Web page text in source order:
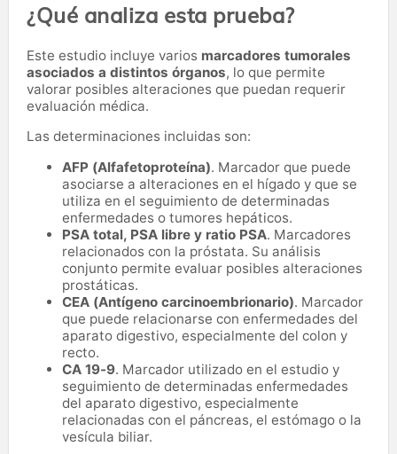
¿Qué analiza esta prueba?
Este estudio incluye varios marcadores tumorales
asociados a distintos órganos, lo que permite
valorar posibles alteraciones que puedan requerir
evaluación médica.
Las determinaciones incluidas son:
AFP (Alfafetoproteína). Marcador que puede
asociarse a alteraciones en el hígado y que se
utiliza en el seguimiento de determinadas
enfermedades o tumores hepáticos.
PSA total, PSA libre y ratio PSA. Marcadores
relacionados con la próstata. Su análisis
conjunto permite evaluar posibles alteraciones
prostáticas.
CEA (Antígeno carcinoembrionario). Marcador
que puede relacionarse con enfermedades del
aparato digestivo, especialmente del colon y
recto.
CA 19-9. Marcador utilizado en el estudio y
seguimiento de determinadas enfermedades
del aparato digestivo, especialmente
relacionadas con el páncreas, el estómago o la
vesícula biliar.